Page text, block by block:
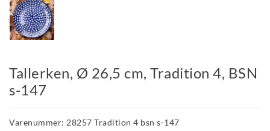
Tallerken, Ø 26,5 cm, Tradition 4, BSN
s-147
Varenummer: 28257 Tradition 4 bsn s-147